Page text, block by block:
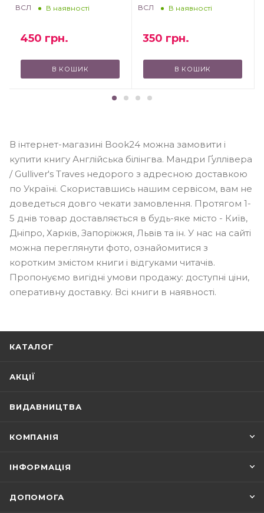
ВСЛ
В наявності
450 грн.
В КОШИК
ВСЛ
В наявності
350 грн.
В КОШИК
В інтернет-магазині Book24 можна замовити і
купити книгу Англійська білінгва. Мандри Ґуллівера
/ Gulliver's Traves недорого з адресною доставкою
по Україні. Скориставшись нашим сервісом, вам не
доведеться довго чекати замовлення. Протягом 1-
5 днів товар доставляється в будь-яке місто - Київ,
Дніпро, Харків, Запоріжжя, Львів та ін. У нас на сайті
можна переглянути фото, ознайомитися з
коротким змістом книги і відгуками читачів.
Пропонуємо вигідні умови продажу: доступні ціни,
оперативну доставку. Всі книги в наявності.
КАТАЛОГ
АКЦІЇ
ВИДАВНИЦТВА
КОМПАНІЯ
ІНФОРМАЦІЯ
ДОПОМОГА